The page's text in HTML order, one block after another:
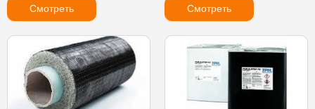
Смотреть Смотреть